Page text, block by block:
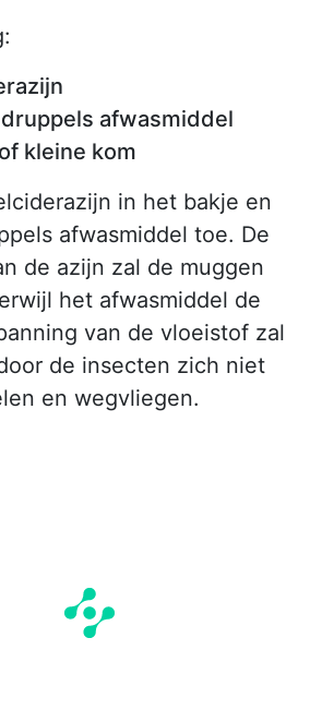
afwasmiddel
kleine kom
in het bakje en
afwasmiddel toe. De
de azijn zal de muggen
het afwasmiddel de
van de vloeistof zal
de insecten zich niet
en wegvliegen.